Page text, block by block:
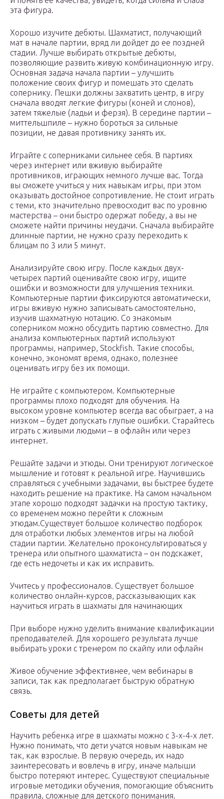
эта фигура.
Хорошо изучите дебюты. Шахматист, получающий
мат в начале партии, вряд ли дойдет до ее поздней
стадии. Лучше выбирать открытые дебюты,
позволяющие развить живую комбинационную игру.
Основная задача начала партии – улучшить
положение своих фигур и помешать это сделать
сопернику. Пешки должны захватить центр, в игру
сначала вводят легкие фигуры (коней и слонов),
затем тяжелые (ладьи и ферзя). В середине партии –
миттельшпиле – нужно бороться за сильные
позиции, не давая противнику занять их.
Играйте с соперниками сильнее себя. В партиях
через интернет или вживую выбирайте
противников, играющих немного лучше вас. Тогда
вы сможете учиться у них навыкам игры, при этом
оказывать достойное сопротивление. Не стоит играть
с теми, кто значительно превосходит вас по уровню
мастерства – они быстро одержат победу, а вы не
сможете найти причины неудачи. Сначала выбирайте
длинные партии, не нужно сразу переходить к
блицам по 3 или 5 минут.
Анализируйте свою игру. После каждых двух-
четырех партий оценивайте свою игру, ищите
ошибки и возможности для улучшения техники.
Компьютерные партии фиксируются автоматически,
игры вживую нужно записывать самостоятельно,
изучив шахматную нотацию. Со знакомым
соперником можно обсудить партию совместно. Для
анализа компьютерных партий используют
программы, например, Stockfish. Такие способы,
конечно, экономят время, однако, полезнее
оценивать игру без их помощи.
Не играйте с компьютером. Компьютерные
программы плохо подходят для обучения. На
высоком уровне компьютер всегда вас обыграет, а на
низком – будет допускать глупые ошибки. Старайтесь
играть с живыми людьми – в офлайн или через
интернет.
Решайте задачи и этюды. Они тренируют логическое
мышление и готовят к реальной игре. Научившись
справляться с учебными задачами, вы быстрее будете
находить решение на практике. На самом начальном
этапе хорошо подходят задачки на простую тактику,
со временем можно перейти к сложным
этюдам.Существует большое количество подборок
для отработки любых элементов игры на любой
стадии партии. Желательно проконсультироваться у
тренера или опытного шахматиста – он подскажет,
где есть недочеты и как их исправить.
Учитесь у профессионалов. Существует большое
количество онлайн-курсов, рассказывающих как
научиться играть в шахматы для начинающих
При выборе нужно уделить внимание квалификации
преподавателей. Для хорошего результата лучше
выбирать уроки с тренером по скайпу или офлайн
Живое обучение эффективнее, чем вебинары в
записи, так как предполагает быструю обратную
связь.
Советы для детей
Научить ребенка игре в шахматы можно с 3-х-4-х лет.
Нужно понимать, что дети учатся новым навыкам не
так, как взрослые. В первую очередь, их надо
заинтересовать и вовлечь в игру, иначе малыши
быстро потеряют интерес. Существуют специальные
игровые методики обучения, помогающие объяснить
правила, сложные для детского понимания.